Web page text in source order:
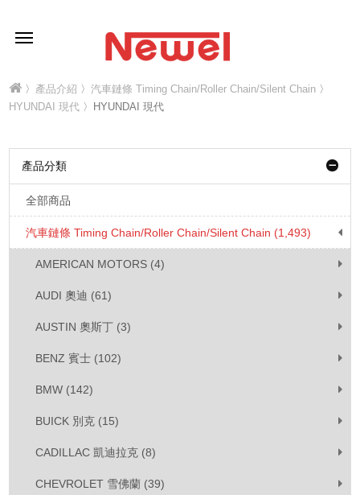
〉 產品介紹 〉汽車鏈條 Timing Chain/Roller Chain/Silent Chain 〉
HYUNDAI 現代 〉HYUNDAI 現代
產品分類
全部商品
汽車鏈條 Timing Chain/Roller Chain/Silent Chain (1,493)
AMERICAN MOTORS (4)
AUDI 奧迪 (61)
AUSTIN 奧斯丁 (3)
BENZ 賓士 (102)
BMW (142)
BUICK 別克 (15)
CADILLAC 凱迪拉克 (8)
CHEVROLET 雪佛蘭 (39)